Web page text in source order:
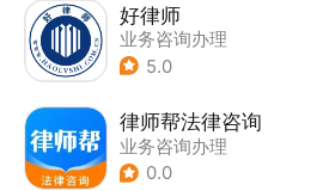
好律师
业务咨询办理
| 信息查询
5.0
律师帮法律咨询
业务咨询办理
0.0